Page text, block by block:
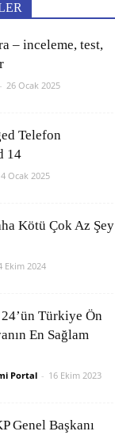
– inceleme, test,
- 26 Ocak 2025
Telefon
14
4 Ocak 2025
Kötü Çok Az Şey
Ekim 2024
Türkiye Ön
En Sağlam
Portal - 16 Ekim 2023
Genel Başkanı